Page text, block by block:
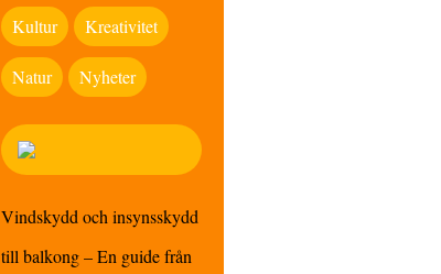
Kultur Kreativitet
Natur Nyheter
Vindskydd och insynsskydd
till balkong – En guide från